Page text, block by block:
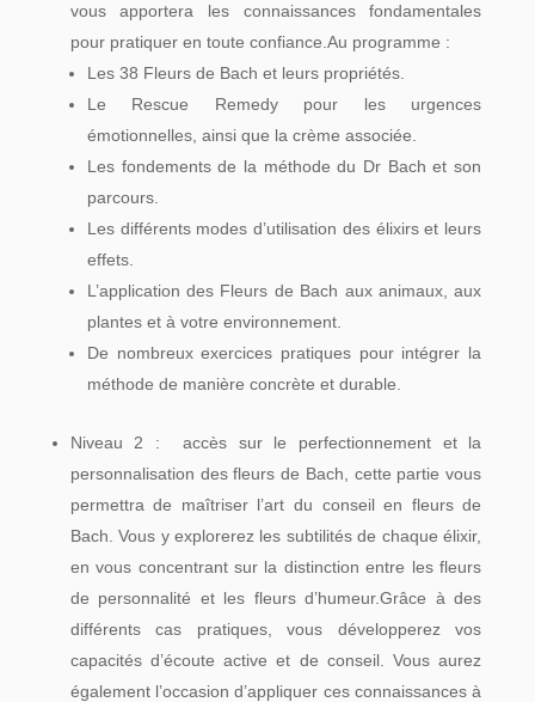
vous apportera les connaissances fondamentales
pour pratiquer en toute confiance.Au programme :
Les 38 Fleurs de Bach et leurs propriétés.
Le Rescue Remedy pour les urgences
émotionnelles, ainsi que la crème associée.
Les fondements de la méthode du Dr Bach et son
parcours.
Les différents modes d’utilisation des élixirs et leurs
effets.
L’application des Fleurs de Bach aux animaux, aux
plantes et à votre environnement.
De nombreux exercices pratiques pour intégrer la
méthode de manière concrète et durable.
Niveau 2 : accès sur le perfectionnement et la
personnalisation des fleurs de Bach, cette partie vous
permettra de maîtriser l’art du conseil en fleurs de
Bach. Vous y explorerez les subtilités de chaque élixir,
en vous concentrant sur la distinction entre les fleurs
de personnalité et les fleurs d’humeur.Grâce à des
différents cas pratiques, vous développerez vos
capacités d’écoute active et de conseil. Vous aurez
également l’occasion d’appliquer ces connaissances à